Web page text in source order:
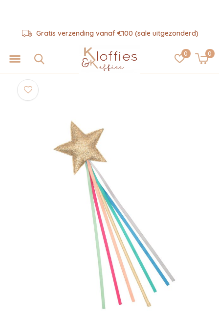
0 0
Gratis verzending vanaf €100 (sale uitgezonderd)